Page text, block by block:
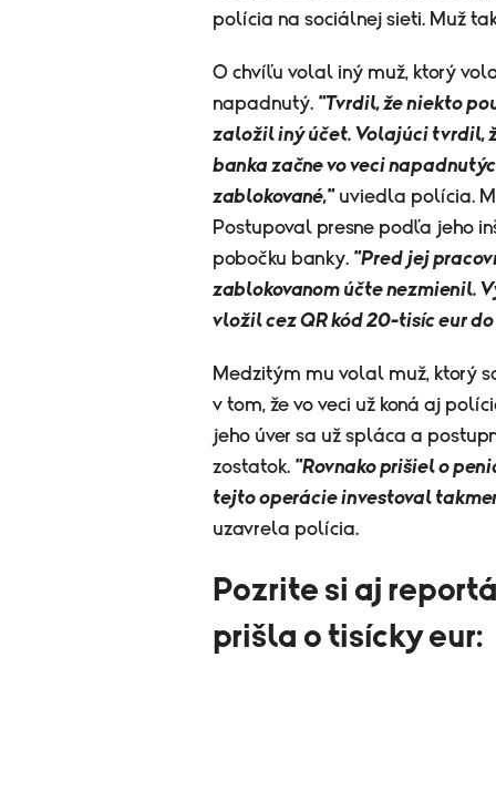
polícia na sociálnej sieti. Muž
O chvíľu volal iný muž, ktorý
napadnutý. "Tvrdil, že niekto
založil iný účet. Volajúci tvrdil,
banka začne vo veci
zablokované,"uviedla polícia.
Postupoval presne podľa jeho
pobočku banky. "Pred jej
zablokovanom účte nezmienil.
vložil cez QR kód 20-tisíc eur
Medzitým mu volal muž, ktorý
v tom, že vo veci už koná aj
jeho úver sa už spláca a
zostatok. "Rovnako prišiel o
tejto operácie investoval
uzavrela polícia.
Pozrite si aj
prišla o tisícky eur: